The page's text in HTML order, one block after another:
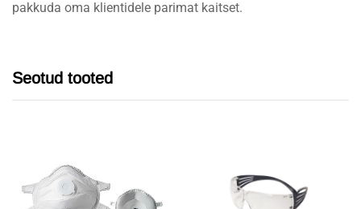
pakkuda oma klientidele parimat kaitset.
Seotud tooted